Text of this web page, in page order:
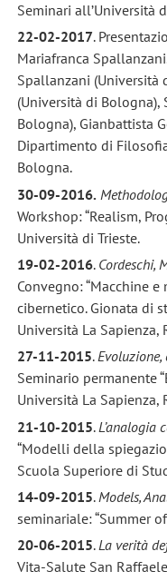
Seminari all’Università
22-02-2017.
Mariafranca
Spallanzani (Università
(Università di Bologna),
Bologna), Gianbattista
Dipartimento di
Bologna.
30-09-2016.
Workshop: “Realism,
Università di Trieste.
19-02-2016. Cordeschi,
Convegno: “Macchine
cibernetico. Gionata di
Università La Sapienza,
27-11-2015.
Seminario permanente
Università La Sapienza,
21-10-2015. L’analogia
“Modelli della
Scuola Superiore di
14-09-2015.Models,
seminariale: “Summer
20-06-2015.La verità
Vita-Salute San